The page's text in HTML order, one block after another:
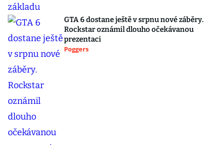
GTA 6 dostane ještě v srpnu nové záběry.
Rockstar oznámil dlouho očekávanou
prezentaci
Poggers